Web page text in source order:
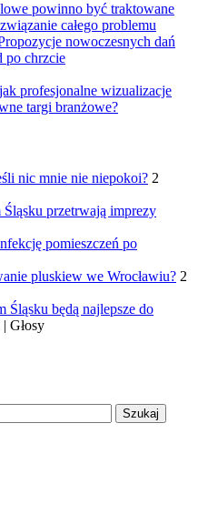
powinno być traktowane
całego problemu
nowoczesnych dań
po chrzcie
profesjonalne wizualizacje
targi branżowe?
nic mnie nie niepokoi? 2
przetrwają imprezy
pomieszczeń po
pluskiew we Wrocławiu? 2
Śląsku będą najlepsze do
| Głosy